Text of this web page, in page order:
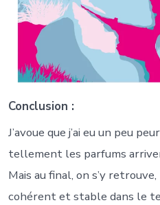
Conclusion :
J’avoue que j’ai eu un peu
tellement les parfums
Mais au final, on s’y
cohérent et stable dans le